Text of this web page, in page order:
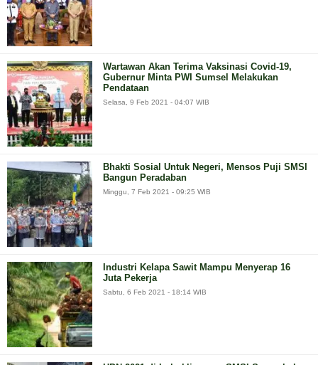
Wartawan Akan Terima Vaksinasi Covid-19,
Gubernur Minta PWI Sumsel Melakukan
Pendataan
Selasa, 9 Feb 2021 - 04:07 WIB
Bhakti Sosial Untuk Negeri, Mensos Puji SMSI
Bangun Peradaban
Minggu, 7 Feb 2021 - 09:25 WIB
Industri Kelapa Sawit Mampu Menyerap 16
Juta Pekerja
Sabtu, 6 Feb 2021 - 18:14 WIB